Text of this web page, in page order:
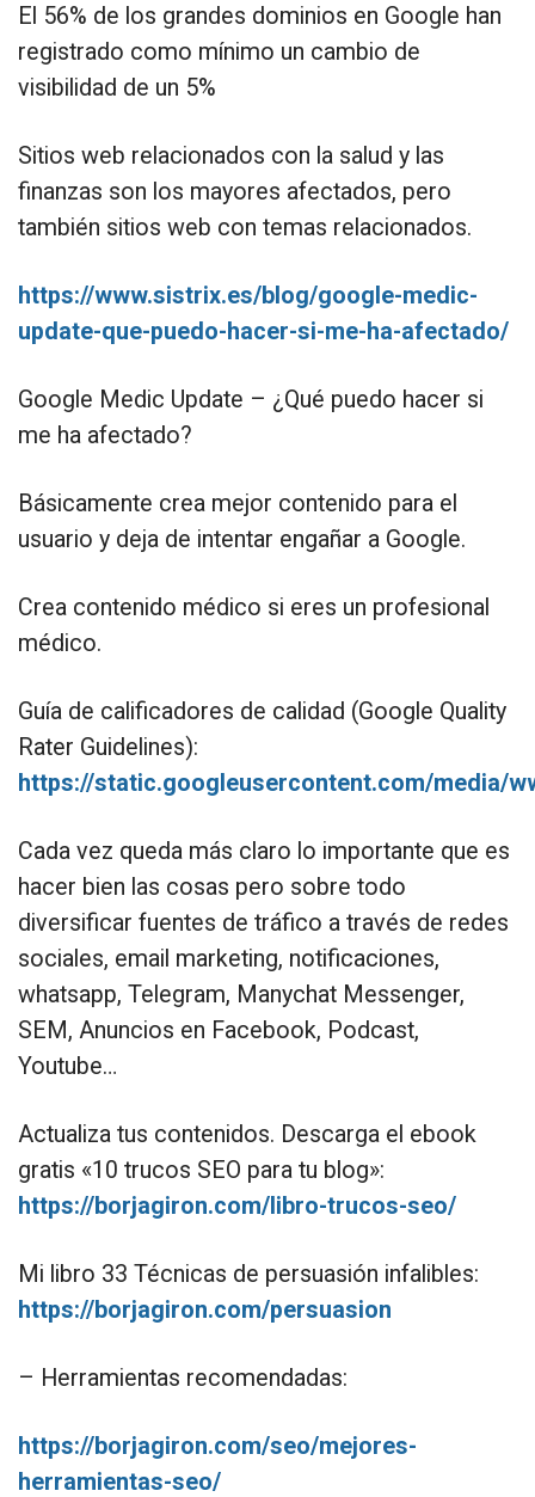
El 56% de los grandes dominios en Google han
registrado como mínimo un cambio de
visibilidad de un 5%
Sitios web relacionados con la salud y las
finanzas son los mayores afectados, pero
también sitios web con temas relacionados.
https://www.sistrix.es/blog/google-medic-
update-que-puedo-hacer-si-me-ha-afectado/
Google Medic Update – ¿Qué puedo hacer si
me ha afectado?
Básicamente crea mejor contenido para el
usuario y deja de intentar engañar a Google.
Crea contenido médico si eres un profesional
médico.
Guía de calificadores de calidad (Google Quality
Rater Guidelines):
https://static.googleusercontent.com/media/
Cada vez queda más claro lo importante que es
hacer bien las cosas pero sobre todo
diversificar fuentes de tráfico a través de redes
sociales, email marketing, notificaciones,
whatsapp, Telegram, Manychat Messenger,
SEM, Anuncios en Facebook, Podcast,
Youtube…
Actualiza tus contenidos. Descarga el ebook
gratis «10 trucos SEO para tu blog»:
https://borjagiron.com/libro-trucos-seo/
Mi libro 33 Técnicas de persuasión infalibles:
https://borjagiron.com/persuasion
– Herramientas recomendadas:
https://borjagiron.com/seo/mejores-
herramientas-seo/